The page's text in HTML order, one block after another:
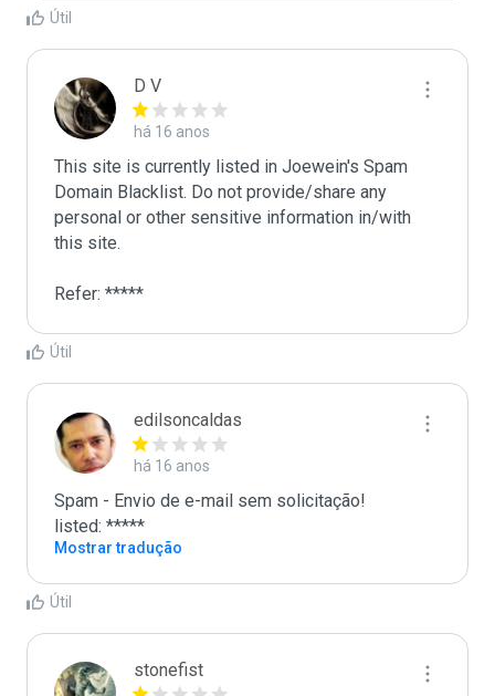
Útil
D V
há 16 anos
This site is currently listed in Joewein's Spam
Domain Blacklist. Do not provide/share any
personal or other sensitive information in/with
this site.
Refer: *****
Útil
edilsoncaldas
há 16 anos
Spam - Envio de e-mail sem solicitação!
listed: *****
Mostrar tradução
Útil
stonefist